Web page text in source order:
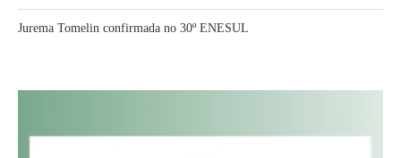
Jurema Tomelin confirmada no 30º ENESUL